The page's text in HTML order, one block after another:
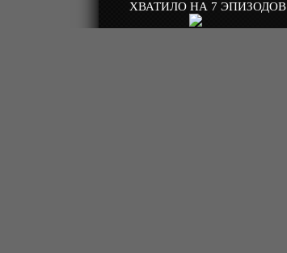
ХВАТИЛО НА 7 ЭПИЗОДОВ